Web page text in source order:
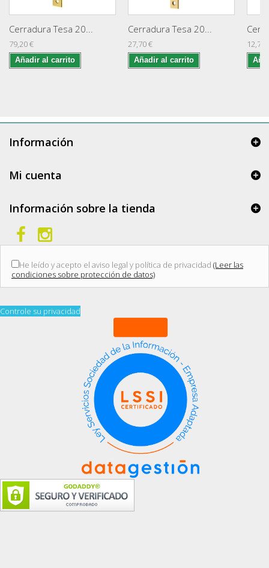
Cerradura Tesa 20...
79,20 €
Añadir al carrito
Cerradura Tesa 20...
27,70 €
Añadir al carrito
12,75
Información
Mi cuenta
Información sobre la tienda
He leído y acepto el aviso legal y política de privacidad (Leer las
condiciones sobre protección de datos)
Controle su privacidad